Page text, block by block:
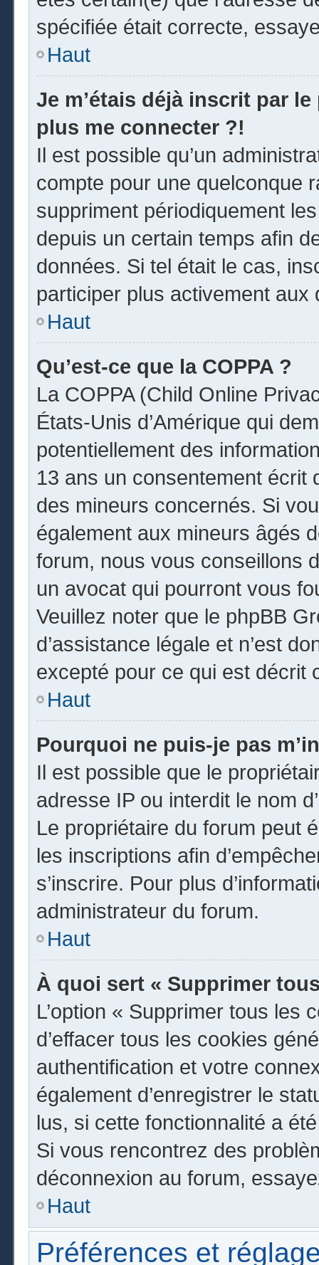
spécifiée était correcte,
Haut
Je m’étais déjà inscrit par
plus me connecter ?!
Il est possible qu’un
compte pour une quelconque
suppriment périodiquement
depuis un certain temps afin
données. Si tel était le cas,
participer plus activement
Haut
Qu’est-ce que la COPPA ?
La COPPA (Child Online
États-Unis d’Amérique qui
potentiellement des
13 ans un consentement écrit
des mineurs concernés. Si
également aux mineurs âgés
forum, nous vous conseillons
un avocat qui pourront vous
Veuillez noter que le phpBB
d’assistance légale et n’est
excepté pour ce qui est décrit
Haut
Pourquoi ne puis-je pas
Il est possible que le
adresse IP ou interdit le nom
Le propriétaire du forum peut
les inscriptions afin
s’inscrire. Pour plus
administrateur du forum.
Haut
À quoi sert « Supprimer
L’option « Supprimer tous les
d’effacer tous les cookies
authentification et votre
également d’enregistrer le
lus, si cette fonctionnalité a
Si vous rencontrez des
déconnexion au forum,
Haut
Préférences et